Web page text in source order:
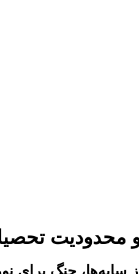
محدودیت
سایه‌ها، جنگ برای